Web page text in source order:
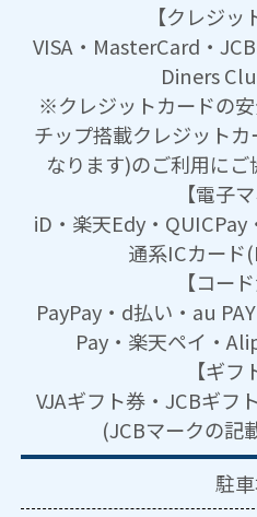
【クレジッ
VISA・MasterCard・
Diners
※クレジットカードの
チップ搭載クレジット
なります)のご利用にご
【電子
iD・楽天Edy・
通系ICカード
【コー
PayPay・d払い・au
Pay・楽天ペイ・
【ギフ
VJAギフト券・JCBギフ
(JCBマークの記
駐